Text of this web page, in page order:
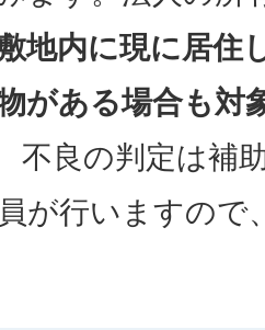
地内に現に居住
がある場合も対
不良の判定は補
が行いますので